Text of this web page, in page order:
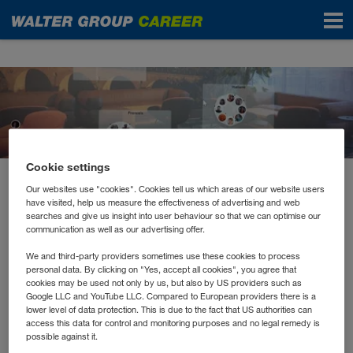
News
May 2021
Sprachenabende
Wir sprechen in der WALTER GROUP über 35 Sprachen.
Über 300 Kolleg*innen besuchen aktuell einen
unternehmensinternen Sprachkurs. Man merkt,Sprachen
spielen bei uns eine wichtige Rolle.Warum? Weil wir
mit unseren Kunden, Händler- und Transportpartner in
Cookie settings
Our websites use "cookies". Cookies tell us which areas of our website users
have visited, help us measure the effectiveness of advertising and web
searches and give us insight into user behaviour so that we can optimise our
communication as well as our advertising offer.
We and third-party providers sometimes use these cookies to process
personal data. By clicking on "Yes, accept all cookies", you agree that
cookies may be used not only by us, but also by US providers such as
Google LLC and YouTube LLC. Compared to European providers there is a
lower level of data protection. This is due to the fact that US authorities can
access this data for control and monitoring purposes and no legal remedy is
possible against it.